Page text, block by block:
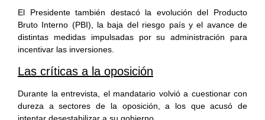
El Presidente también destacó la evolución del Producto
Bruto Interno (PBI), la baja del riesgo país y el avance de
distintas medidas impulsadas por su administración para
incentivar las inversiones.
Las críticas a la oposición
Durante la entrevista, el mandatario volvió a cuestionar con
dureza a sectores de la oposición, a los que acusó de